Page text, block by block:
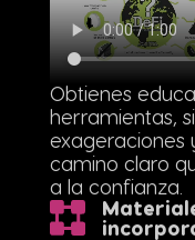
Obtienes
herramientas,
exageraciones
camino claro
a la confianza.